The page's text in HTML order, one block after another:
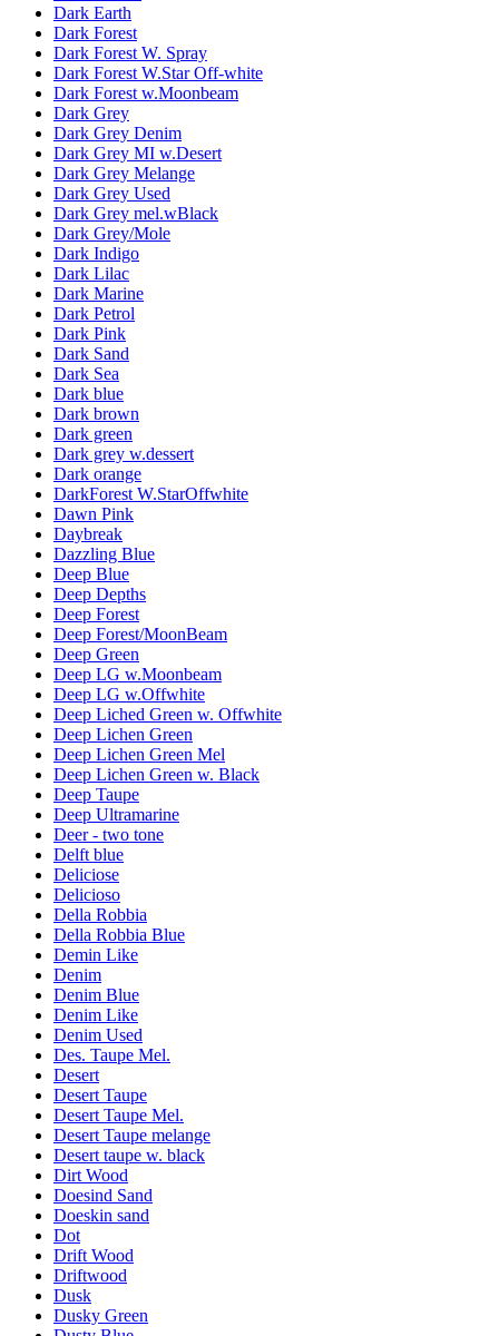
Dark Earth
Dark Forest
Dark Forest W. Spray
Dark Forest W.Star Off-white
Dark Forest w.Moonbeam
Dark Grey
Dark Grey Denim
Dark Grey MI w.Desert
Dark Grey Melange
Dark Grey Used
Dark Grey mel.wBlack
Dark Grey/Mole
Dark Indigo
Dark Lilac
Dark Marine
Dark Petrol
Dark Pink
Dark Sand
Dark Sea
Dark blue
Dark brown
Dark green
Dark grey w.dessert
Dark orange
DarkForest W.StarOffwhite
Dawn Pink
Daybreak
Dazzling Blue
Deep Blue
Deep Depths
Deep Forest
Deep Forest/MoonBeam
Deep Green
Deep LG w.Moonbeam
Deep LG w.Offwhite
Deep Liched Green w. Offwhite
Deep Lichen Green
Deep Lichen Green Mel
Deep Lichen Green w. Black
Deep Taupe
Deep Ultramarine
Deer - two tone
Delft blue
Deliciose
Delicioso
Della Robbia
Della Robbia Blue
Demin Like
Denim
Denim Blue
Denim Like
Denim Used
Des. Taupe Mel.
Desert
Desert Taupe
Desert Taupe Mel.
Desert Taupe melange
Desert taupe w. black
Dirt Wood
Doesind Sand
Doeskin sand
Dot
Drift Wood
Driftwood
Dusk
Dusky Green